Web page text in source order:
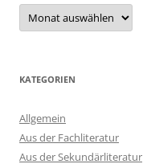
Archiv
KATEGORIEN
Allgemein
Aus der Fachliteratur
Aus der Sekundärliteratur